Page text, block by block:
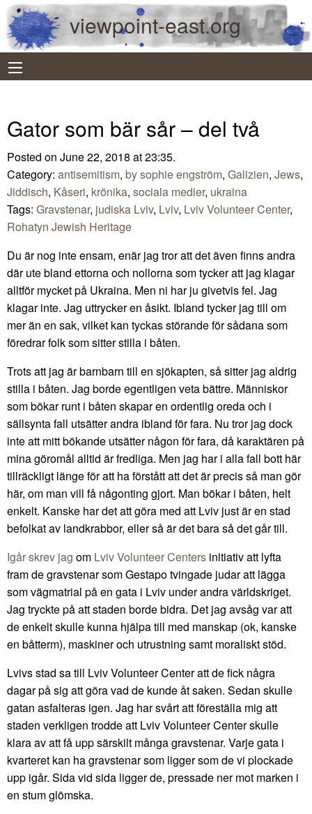
viewpoint-east.org
Gator som bär sår – del två
Posted on June 22, 2018 at 23:35.
Category: antisemitism, by sophie engström, Galizien, Jews,
Jiddisch, Kåseri, krönika, sociala medier, ukraina
Tags: Gravstenar, judiska Lviv, Lviv, Lviv Volunteer Center,
Rohatyn Jewish Heritage
Du är nog inte ensam, enär jag tror att det även finns andra
där ute bland ettorna och nollorna som tycker att jag klagar
alltför mycket på Ukraina. Men ni har ju givetvis fel. Jag
klagar inte. Jag uttrycker en åsikt. Ibland tycker jag till om
mer än en sak, vilket kan tyckas störande för sådana som
föredrar folk som sitter stilla i båten.
Trots att jag är barnbarn till en sjökapten, så sitter jag aldrig
stilla i båten. Jag borde egentligen veta bättre. Människor
som bökar runt i båten skapar en ordentlig oreda och i
sällsynta fall utsätter andra ibland för fara. Nu tror jag dock
inte att mitt bökande utsätter någon för fara, då karaktären på
mina göromål alltid är fredliga. Men jag har i alla fall bott här
tillräckligt länge för att ha förstått att det är precis så man gör
här, om man vill få någonting gjort. Man bökar i båten, helt
enkelt. Kanske har det att göra med att Lviv just är en stad
befolkat av landkrabbor, eller så är det bara så det går till.
Igår skrev jag om Lviv Volunteer Centers initiativ att lyfta
fram de gravstenar som Gestapo tvingade judar att lägga
som vägmatrial på en gata i Lviv under andra världskriget.
Jag tryckte på att staden borde bidra. Det jag avsåg var att
de enkelt skulle kunna hjälpa till med manskap (ok, kanske
en båtterm), maskiner och utrustning samt moraliskt stöd.
Lvivs stad sa till Lviv Volunteer Center att de fick några
dagar på sig att göra vad de kunde åt saken. Sedan skulle
gatan asfalteras igen. Jag har svårt att föreställa mig att
staden verkligen trodde att Lviv Volunteer Center skulle
klara av att få upp särskilt många gravstenar. Varje gata i
kvarteret kan ha gravstenar som ligger som de vi plockade
upp igår. Sida vid sida ligger de, pressade ner mot marken i
en stum glömska.